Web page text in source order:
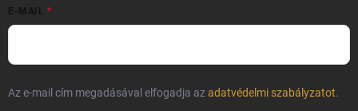
E-MAIL
Az e-mail cím megadásával elfogadja azadatvédelmi szabályzatot.